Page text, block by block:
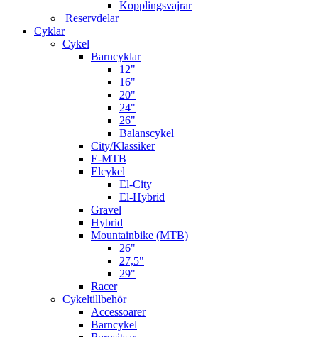
Kopplingsvajrar
Reservdelar
Cyklar
Cykel
Barncyklar
12"
16"
20"
24"
26"
Balanscykel
City/Klassiker
E-MTB
Elcykel
El-City
El-Hybrid
Gravel
Hybrid
Mountainbike (MTB)
26"
27,5"
29"
Racer
Cykeltillbehör
Accessoarer
Barncykel